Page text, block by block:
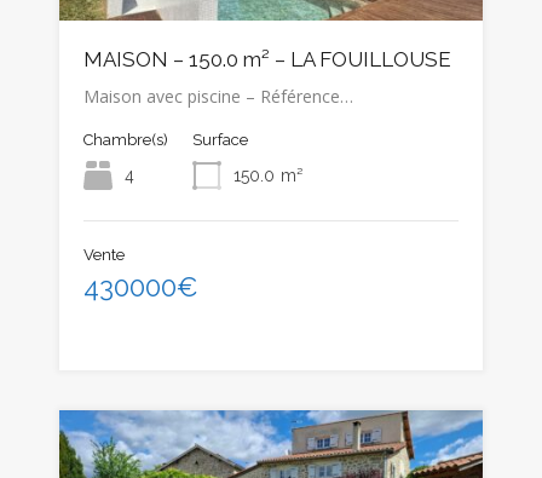
MAISON – 150.0 m² – LA FOUILLOUSE
Maison avec piscine – Référence…
Chambre(s)
4
Surface
150.0 m²
Vente
430000€